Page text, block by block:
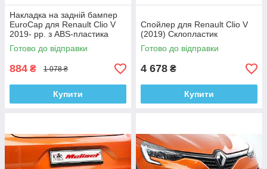
Накладка на задній бампер
EuroCap для Renault Clio V
2019- рр. з ABS-пластика
Готово до відправки
884 ₴ 1 078 ₴
Купити
Спойлер для Renault Clio V
(2019) Склопластик
Готово до відправки
4 678 ₴
Купити